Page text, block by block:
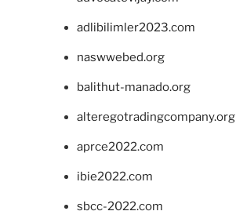
adlibilimler2023.com
naswwebed.org
balithut-manado.org
alteregotradingcompany.org
aprce2022.com
ibie2022.com
sbcc-2022.com